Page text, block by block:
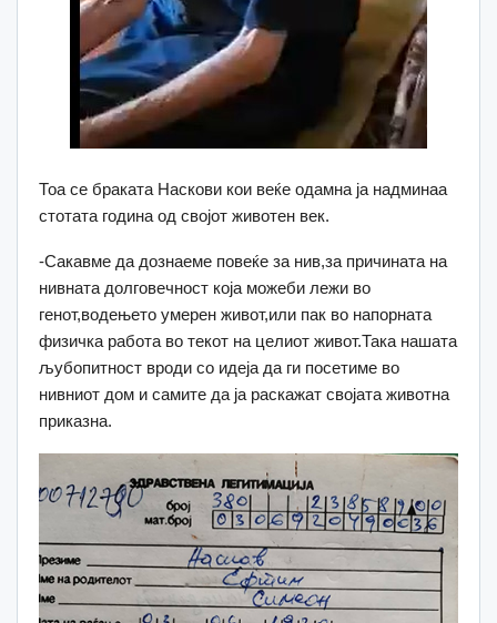
Тоа се браката Наскови кои веќе одамна ја надминаа
стотата година од својот животен век.
-Сакавме да дознаеме повеќе за нив,за причината на
нивната долговечност која можеби лежи во
генот,водењето умерен живот,или пак во напорната
физичка работа во текот на целиот живот.Така нашата
љубопитност вроди со идеја да ги посетиме во
нивниот дом и самите да ја раскажат својата животна
приказна.